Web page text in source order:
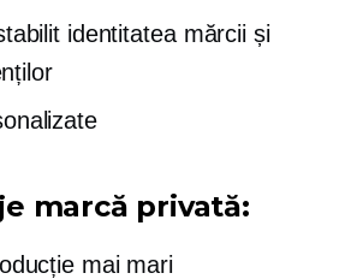
identitatea mărcii și
marcă privată:
mai mari